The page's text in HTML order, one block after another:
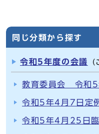
同じ分類から探す
令和5年度の会議
教育委員会 令和5
令和5年4月7日定
令和5年4月25日